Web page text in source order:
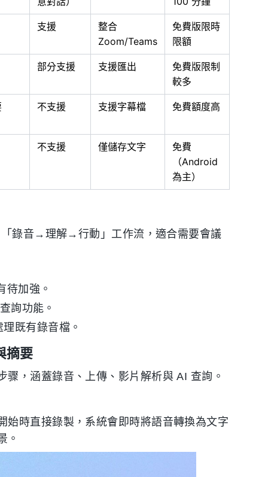
支援
整合
Zoom/Teams
免費版限時
限額
部分支援 支援匯出
免費版限制
較多
不支援 支援字幕檔 免費額度高
不支援 僅儲存文字
免費
（Android
為主）
錄音→理解→行動」工作流，適合需要會議
待加強。
詢功能。
既有錄音檔。
摘要
，涵蓋錄音、上傳、影片解析與 AI 查詢。
始時直接錄製，系統會即時將語音轉換為文字
。